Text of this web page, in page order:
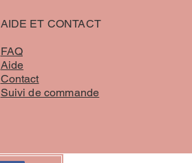
AIDE ET CONTACT
FAQ
Aide
Contact
Suivi de commande